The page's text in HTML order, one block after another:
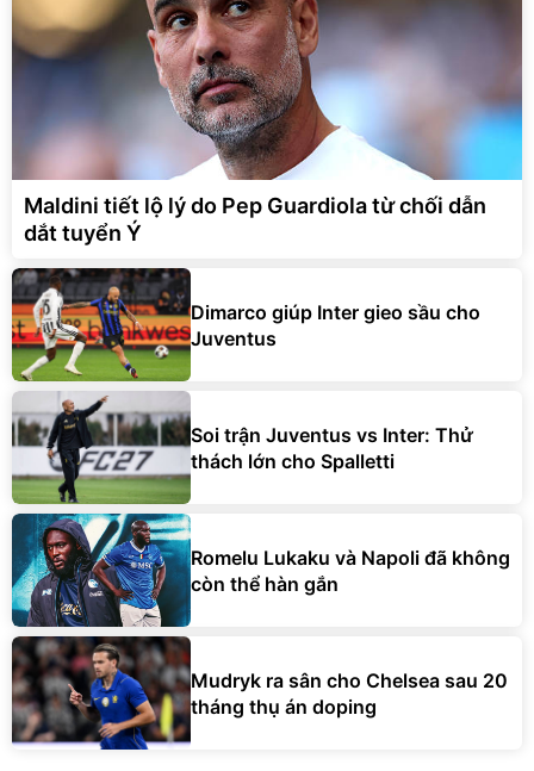
Maldini tiết lộ lý do Pep Guardiola từ chối dẫn
dắt tuyển Ý
Dimarco giúp Inter gieo sầu cho
Juventus
Soi trận Juventus vs Inter: Thử
thách lớn cho Spalletti
Romelu Lukaku và Napoli đã không
còn thể hàn gắn
Mudryk ra sân cho Chelsea sau 20
tháng thụ án doping